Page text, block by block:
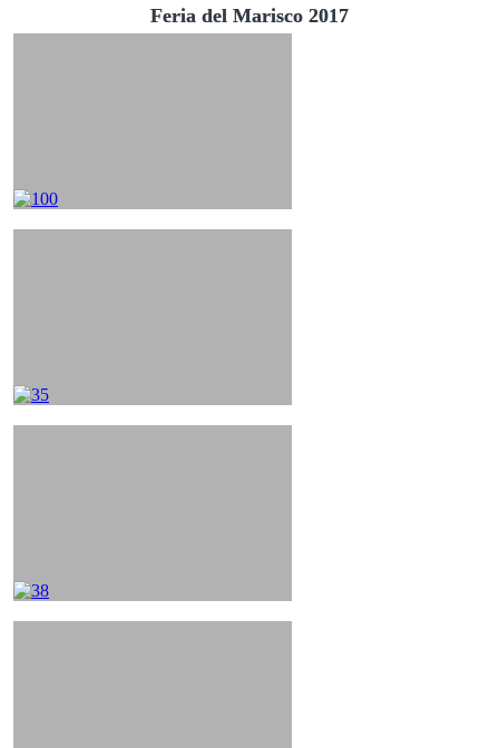
Feria del Marisco 2017